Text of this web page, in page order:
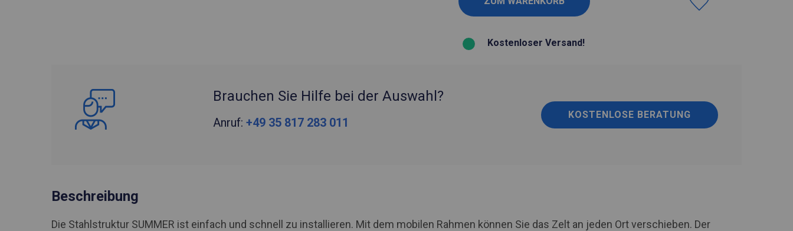
Kostenloser Versand!
Brauchen Sie Hilfe bei der Auswahl?
Anruf: +49 35 817 283 011
KOSTENLOSE BERATUNG
Beschreibung
Die Stahlstruktur SUMMER ist einfach und schnell zu installieren. Mit dem mobilen Rahmen können Sie das Zelt an jeden Ort verschieben. Der